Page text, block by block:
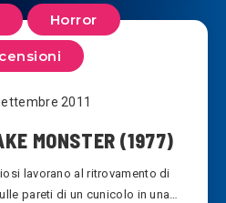
Horror
2011
MONSTER (1977)
lavorano al ritrovamento di
pareti di un cunicolo in una…